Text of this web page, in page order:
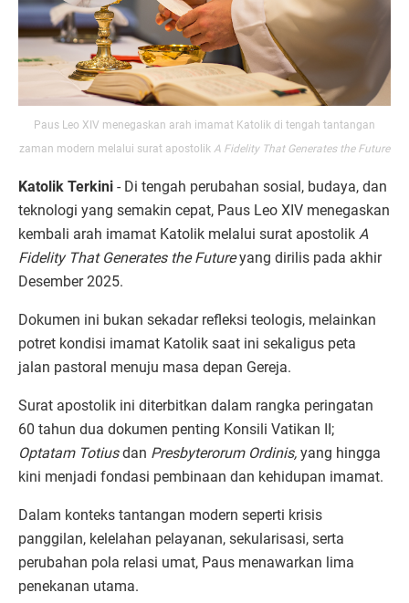
Paus Leo XIV menegaskan arah imamat Katolik di tengah tantangan
zaman modern melalui surat apostolik A Fidelity That Generates the Future
Katolik Terkini - Di tengah perubahan sosial, budaya, dan
teknologi yang semakin cepat, Paus Leo XIV menegaskan
kembali arah imamat Katolik melalui surat apostolik A
Fidelity That Generates the Futureyang dirilis pada akhir
Desember 2025.
Dokumen ini bukan sekadar refleksi teologis, melainkan
potret kondisi imamat Katolik saat ini sekaligus peta
jalan pastoral menuju masa depan Gereja.
Surat apostolik ini diterbitkan dalam rangka peringatan
60 tahun dua dokumen penting Konsili Vatikan II;
Optatam Totiusdan Presbyterorum Ordinis, yang hingga
kini menjadi fondasi pembinaan dan kehidupan imamat.
Dalam konteks tantangan modern seperti krisis
panggilan, kelelahan pelayanan, sekularisasi, serta
perubahan pola relasi umat, Paus menawarkan lima
penekanan utama.